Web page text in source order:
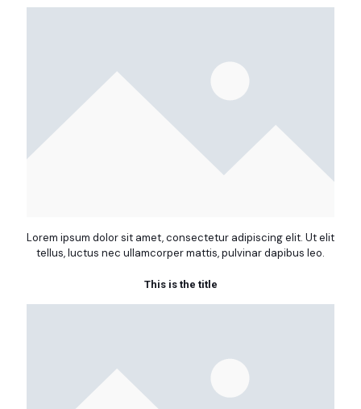
Lorem ipsum dolor sit amet, consectetur adipiscing elit. Ut elit
tellus, luctus nec ullamcorper mattis, pulvinar dapibus leo.
This is the title